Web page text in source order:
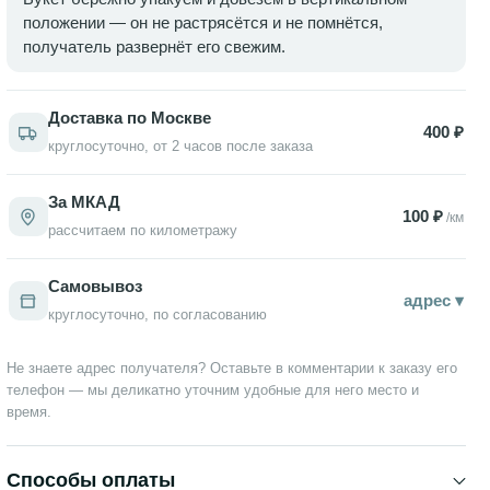
положении — он не растрясётся и не помнётся,
получатель развернёт его свежим.
Доставка по Москве
круглосуточно, от 2 часов после заказа
400 ₽
За МКАД
рассчитаем по километражу
100 ₽/км
Самовывоз
круглосуточно, по согласованию
адрес ▾
Не знаете адрес получателя? Оставьте в комментарии к заказу его
телефон — мы деликатно уточним удобные для него место и
время.
Способы оплаты